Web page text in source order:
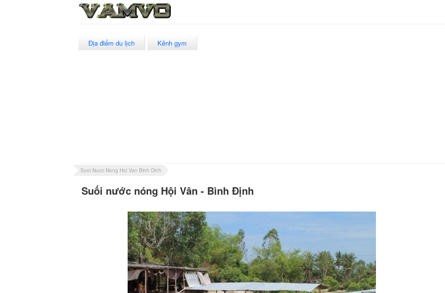
Địa điểm du lịch Kênh gym
Suoi Nuoc Nong Hoi Van Binh Dinh
Suối nước nóng Hội Vân - Bình Định